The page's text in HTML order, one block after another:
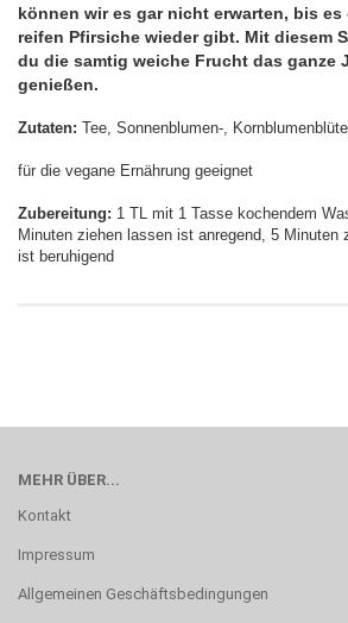
können wir es gar nicht erwarten, bis es
reifen Pfirsiche wieder gibt. Mit diesem
du die samtig weiche Frucht das ganze
genießen.
Zutaten: Tee, Sonnenblumen-,
für die vegane Ernährung geeignet
Zubereitung: 1 TL mit 1 Tasse kochendem
Minuten ziehen lassen ist anregend, 5 Minuten
ist beruhigend
MEHR ÜBER...
Kontakt
Impressum
Allgemeinen Geschäftsbedingungen